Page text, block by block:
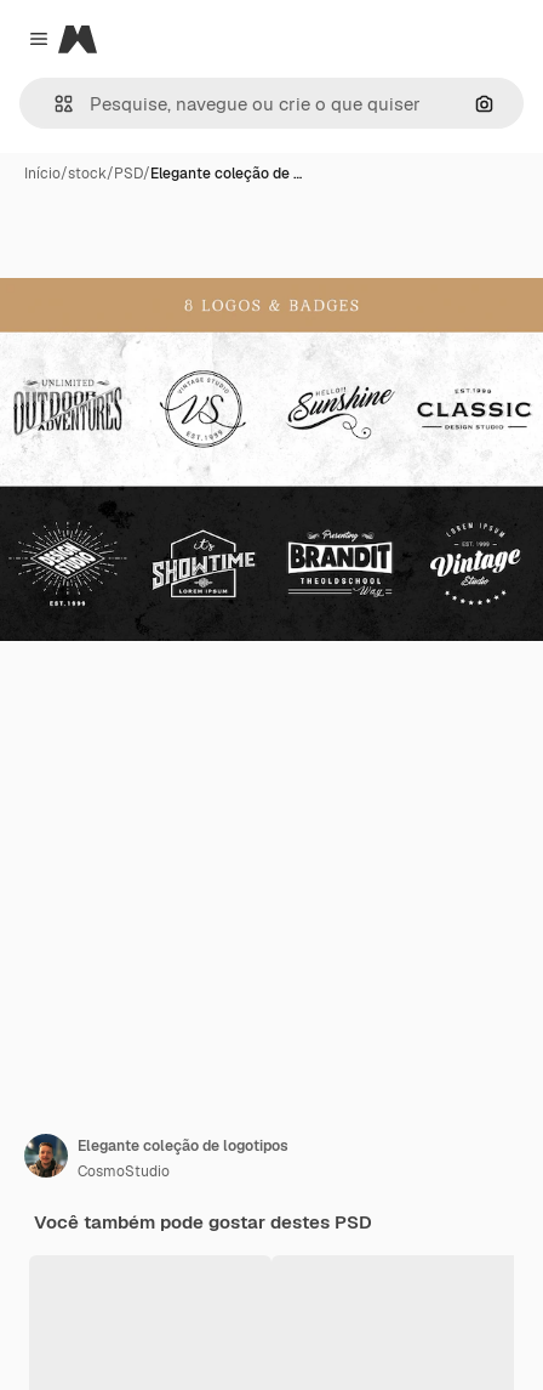
Close menu
Magnific
Início/stock/PSD/Elegante coleção de …
Elegante coleção de logotipos
CosmoStudio
Você também pode gostar destes PSD